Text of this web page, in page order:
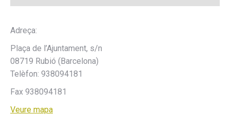
Adreça:
Plaça de l’Ajuntament, s/n
08719 Rubió (Barcelona)
Telèfon: 938094181
Fax 938094181
Veure mapa